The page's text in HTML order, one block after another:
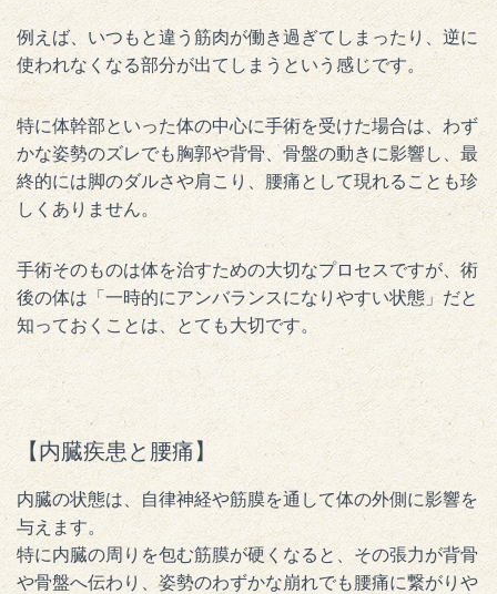
例えば、いつもと違う筋肉が働き過ぎてしまったり、逆に
使われなくなる部分が出てしまうという感じです。
特に体幹部といった体の中心に手術を受けた場合は、わず
かな姿勢のズレでも胸郭や背骨、骨盤の動きに影響し、最
終的には脚のダルさや肩こり、腰痛として現れることも珍
しくありません。
手術そのものは体を治すための大切なプロセスですが、術
後の体は「一時的にアンバランスになりやすい状態」だと
知っておくことは、とても大切です。
【内臓疾患と腰痛】
内臓の状態は、自律神経や筋膜を通して体の外側に影響を
与えます。
特に内臓の周りを包む筋膜が硬くなると、その張力が背骨
や骨盤へ伝わり、姿勢のわずかな崩れでも腰痛に繋がりや